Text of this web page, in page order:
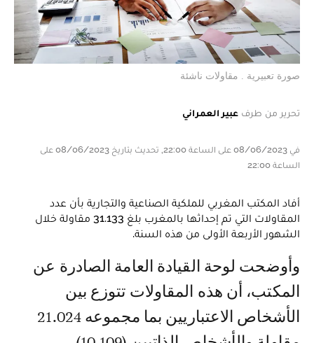
صورة تعبيرية . مقاولات ناشئة
تحرير من طرف عبير العمراني
في 08/06/2023 على الساعة 22:00, تحديث بتاريخ 08/06/2023 على
الساعة 22:00
أفاد المكتب المغربي للملكية الصناعية والتجارية بأن عدد
المقاولات التي تم إحداثها بالمغرب بلغ 31.133 مقاولة خلال
الشهور الأربعة الأولى من هذه السنة.
وأوضحت لوحة القيادة العامة الصادرة عن
المكتب، أن هذه المقاولات تتوزع بين
الأشخاص الاعتباريين بما مجموعه 21.024